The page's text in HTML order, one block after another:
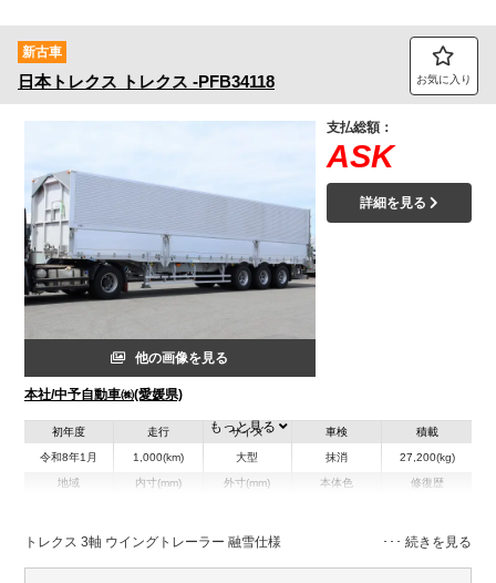
トラック市FC会員専用ページはこちら
新古車
日本トレクス トレクス -PFB34118 お気に入り
他の画像を見る
本社/中予自動車㈱(愛媛県)
支払総額：
ASK
詳細を見る
初年度
令和8年1月
走行
1,000(km)
サイズ
大型
車検
抹消
積載
27,200(kg)
地域 内寸(mm)
H:2,340
外寸(mm)
H:3,710
本体色 修復歴
もっと見る
トレクス 3軸 ウイングトレーラー 融雪仕様